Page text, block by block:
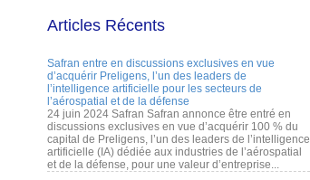
Articles Récents
Safran entre en discussions exclusives en vue
d’acquérir Preligens, l’un des leaders de
l’intelligence artificielle pour les secteurs de
l’aérospatial et de la défense
24 juin 2024 Safran Safran annonce être entré en
discussions exclusives en vue d’acquérir 100 % du
capital de Preligens, l’un des leaders de l’intelligence
artificielle (IA) dédiée aux industries de l’aérospatial
et de la défense, pour une valeur d’entreprise...